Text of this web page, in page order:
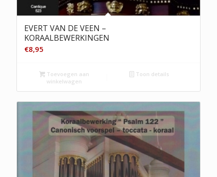
EVERT VAN DE VEEN –
KORAALBEWERKINGEN
€8,95
Toevoegen aan
winkelwagen
Toon details